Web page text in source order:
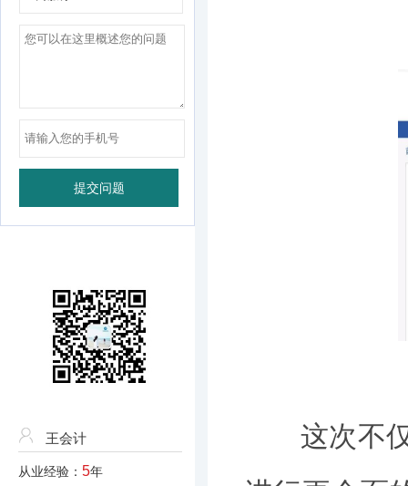
王会计
从业经验： 5年
这次不仅